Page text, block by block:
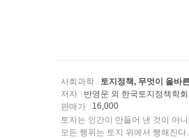
사회과학
토지정책, 무엇이 올바
저자
반영운 외 한국토지정책학회
판매가
16,000
토지는 인간이 만들어 낸 것이 아
모든 행위는 토지 위에서 행해진